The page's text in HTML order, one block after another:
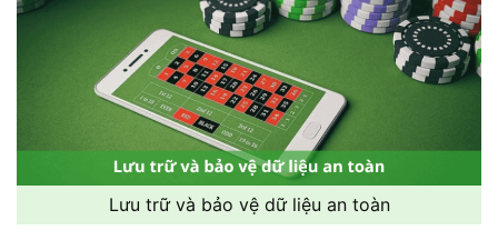
Lưu trữ và bảo vệ dữ liệu an toàn